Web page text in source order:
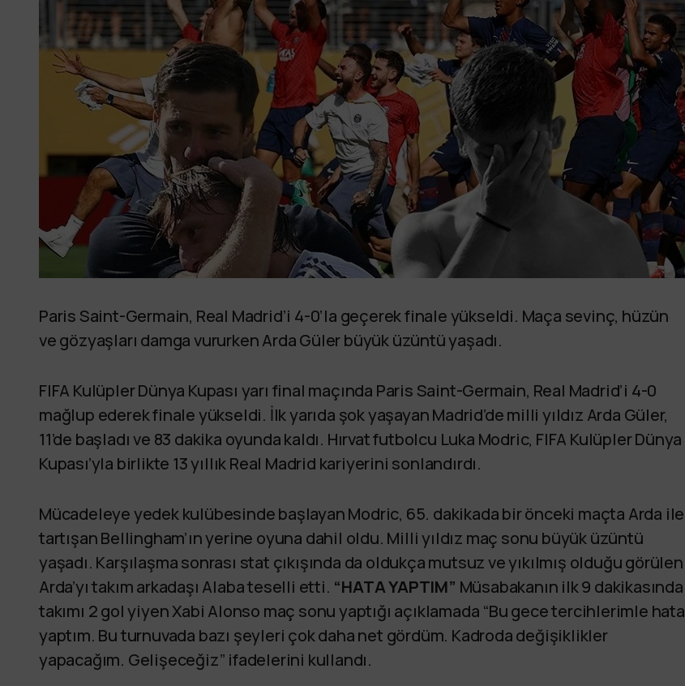
Paris Saint-Germain, Real Madrid’i 4-0’la geçerek finale yükseldi. Maça sevinç, hüzün
ve gözyaşları damga vururken Arda Güler büyük üzüntü yaşadı.
FIFA Kulüpler Dünya Kupası yarı final maçında Paris Saint-Germain, Real Madrid’i 4-0
mağlup ederek finale yükseldi. İlk yarıda şok yaşayan Madrid’de milli yıldız Arda Güler,
11’de başladı ve 83 dakika oyunda kaldı. Hırvat futbolcu Luka Modric, FIFA Kulüpler Dünya
Kupası’yla birlikte 13 yıllık Real Madrid kariyerini sonlandırdı.
Mücadeleye yedek kulübesinde başlayan Modric, 65. dakikada bir önceki maçta Arda ile
tartışan Bellingham’ın yerine oyuna dahil oldu. Milli yıldız maç sonu büyük üzüntü
yaşadı. Karşılaşma sonrası stat çıkışında da oldukça mutsuz ve yıkılmış olduğu görülen
Arda’yı takım arkadaşı Alaba teselli etti. “HATA YAPTIM” Müsabakanın ilk 9 dakikasında
takımı 2 gol yiyen Xabi Alonso maç sonu yaptığı açıklamada “Bu gece tercihlerimle hata
yaptım. Bu turnuvada bazı şeyleri çok daha net gördüm. Kadroda değişiklikler
yapacağım. Gelişeceğiz” ifadelerini kullandı.